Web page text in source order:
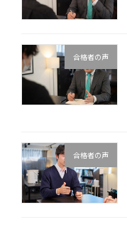
合格者の声
合格者の声